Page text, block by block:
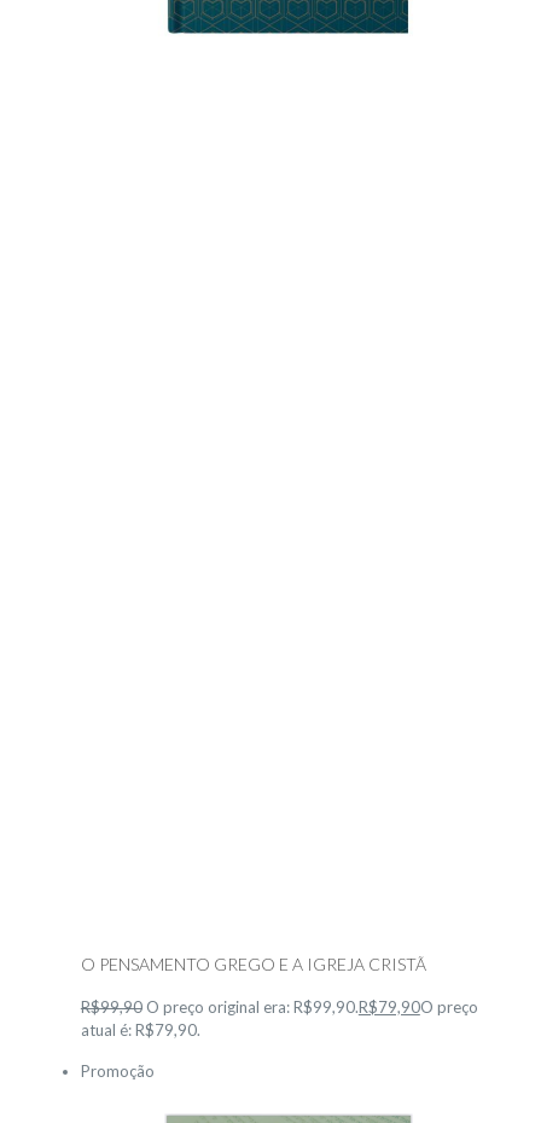
O PENSAMENTO GREGO E A IGREJA CRISTÃ
R$99,90O preço original era: R$99,90.R$79,90O preço
atual é: R$79,90.
Promoção